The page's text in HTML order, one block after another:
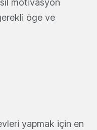
motivasyon
öge ve
yapmak için en